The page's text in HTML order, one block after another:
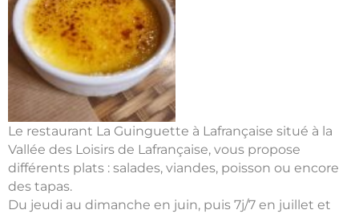
Le restaurant La Guinguette à Lafrançaise situé à la
Vallée des Loisirs de Lafrançaise, vous propose
différents plats : salades, viandes, poisson ou encore
des tapas.
Du jeudi au dimanche en juin, puis 7j/7 en juillet et